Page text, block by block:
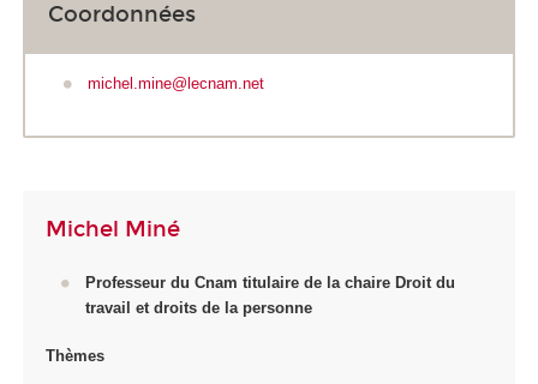
Coordonnées
michel.mine@lecnam.net
Michel Miné
Professeur du Cnam titulaire de la chaire Droit du
travail et droits de la personne
Thèmes